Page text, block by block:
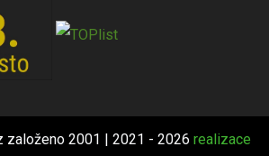
založeno 2001 | 2021 - 2026 realizace